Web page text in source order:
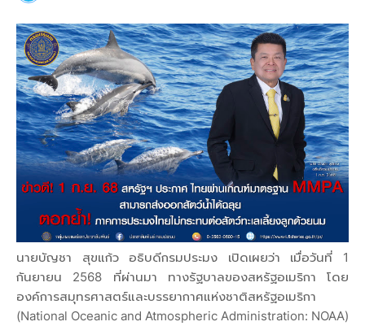
นายบัญชา สุขแก้ว อธิบดีกรมประมง เปิดเผยว่า เมื่อวันที่ 1
กันยายน 2568 ที่ผ่านมา ทางรัฐบาลของสหรัฐอเมริกา โดย
องค์การสมุทรศาสตร์และบรรยากาศแห่งชาติสหรัฐอเมริกา
(National Oceanic and Atmospheric Administration: NOAA)